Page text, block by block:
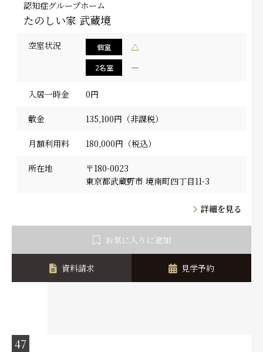
認知症グループホーム
たのしい家 武蔵境
空室状況 個室 △
2名室 ―
入居一時金 0円
敷金 135,100円（非課税）
月額利用料 180,000円（税込）
所在地
〒180-0023
東京都武蔵野市 境南町四丁目11-3
詳細を見る
お気に入りに追加
資料請求 見学予約
47